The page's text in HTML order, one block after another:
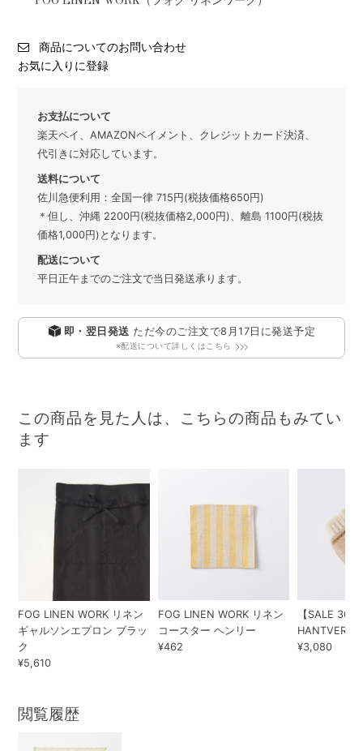
商品についてのお問い合わせ
お気に入りに登録
お支払について
楽天ペイ、AMAZONペイメント、クレジットカード決済、
代引きに対応しています。
送料について
佐川急便利用：全国一律 715円(税抜価格650円)
＊但し、沖縄 2200円(税抜価格2,000円)、離島 1100円(税抜
価格1,000円)となります。
配送について
平日正午までのご注文で当日発送承ります。
即・翌日発送 ただ今のご注文で8月17日 に発送予定
※配送について詳しくはこちら
この商品を見た人は、こちらの商品もみてい
ます
FOG LINEN WORK リネン
ギャルソンエプロン ブラッ
ク
¥5,610
FOG LINEN WORK リネン
コースター ヘンリー
¥462
【SALE
HANTVERK
¥3,080
閲覧履歴